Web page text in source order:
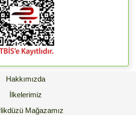
Hakkımızda
İlkelerimiz
Mağazamız